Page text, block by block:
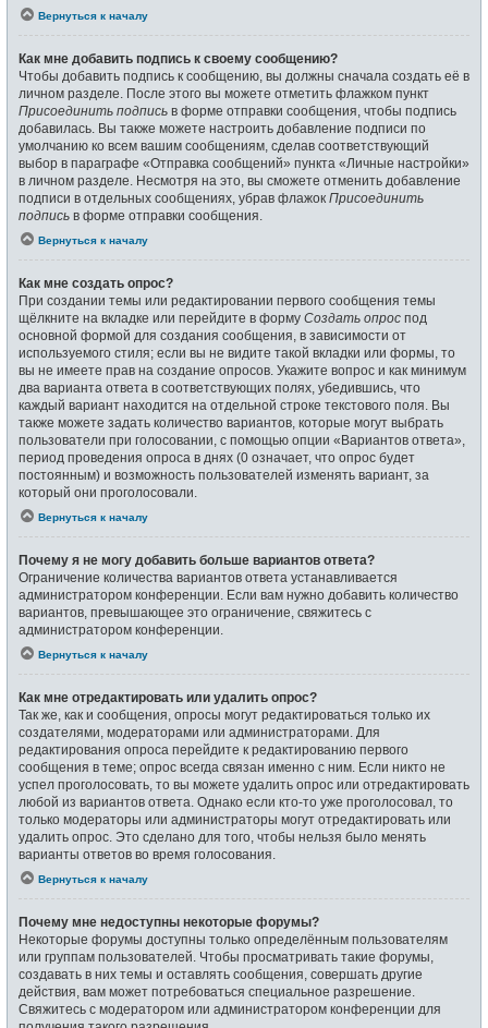
Вернуться к началу
Как мне добавить подпись к своему сообщению?
Чтобы добавить подпись к сообщению, вы должны сначала создать её в
личном разделе. После этого вы можете отметить флажком пункт
Присоединить подпись в форме отправки сообщения, чтобы подпись
добавилась. Вы также можете настроить добавление подписи по
умолчанию ко всем вашим сообщениям, сделав соответствующий
выбор в параграфе «Отправка сообщений» пункта «Личные настройки»
в личном разделе. Несмотря на это, вы сможете отменить добавление
подписи в отдельных сообщениях, убрав флажок Присоединить
подпись в форме отправки сообщения.
Вернуться к началу
Как мне создать опрос?
При создании темы или редактировании первого сообщения темы
щёлкните на вкладке или перейдите в форму Создать опрос под
основной формой для создания сообщения, в зависимости от
используемого стиля; если вы не видите такой вкладки или формы, то
вы не имеете прав на создание опросов. Укажите вопрос и как минимум
два варианта ответа в соответствующих полях, убедившись, что
каждый вариант находится на отдельной строке текстового поля. Вы
также можете задать количество вариантов, которые могут выбрать
пользователи при голосовании, с помощью опции «Вариантов ответа»,
период проведения опроса в днях (0 означает, что опрос будет
постоянным) и возможность пользователей изменять вариант, за
который они проголосовали.
Вернуться к началу
Почему я не могу добавить больше вариантов ответа?
Ограничение количества вариантов ответа устанавливается
администратором конференции. Если вам нужно добавить количество
вариантов, превышающее это ограничение, свяжитесь с
администратором конференции.
Вернуться к началу
Как мне отредактировать или удалить опрос?
Так же, как и сообщения, опросы могут редактироваться только их
создателями, модераторами или администраторами. Для
редактирования опроса перейдите к редактированию первого
сообщения в теме; опрос всегда связан именно с ним. Если никто не
успел проголосовать, то вы можете удалить опрос или отредактировать
любой из вариантов ответа. Однако если кто-то уже проголосовал, то
только модераторы или администраторы могут отредактировать или
удалить опрос. Это сделано для того, чтобы нельзя было менять
варианты ответов во время голосования.
Вернуться к началу
Почему мне недоступны некоторые форумы?
Некоторые форумы доступны только определённым пользователям
или группам пользователей. Чтобы просматривать такие форумы,
создавать в них темы и оставлять сообщения, совершать другие
действия, вам может потребоваться специальное разрешение.
Свяжитесь с модератором или администратором конференции для